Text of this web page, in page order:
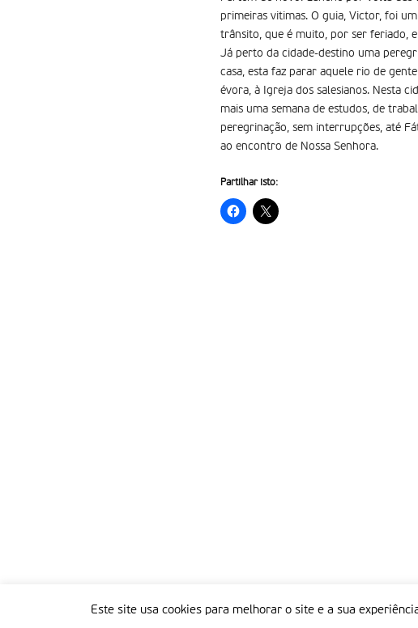
primeiras vitimas. O guia, Victor, foi
trânsito, que é muito, por ser feriado,
Já perto da cidade-destino uma
casa, esta faz parar aquele rio de
évora, à Igreja dos salesianos. Nesta
mais uma semana de estudos, de
peregrinação, sem interrupções, até
ao encontro de Nossa Senhora.
Partilhar isto:
Este site usa cookies para melhorar o site e a sua